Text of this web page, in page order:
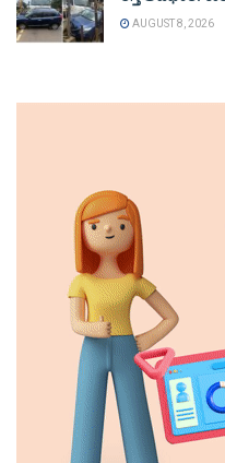
AUGUST 8, 2026